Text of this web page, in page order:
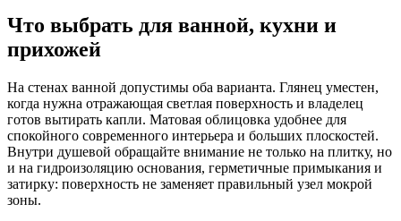
Что выбрать для ванной, кухни и
прихожей
На стенах ванной допустимы оба варианта. Глянец уместен,
когда нужна отражающая светлая поверхность и владелец
готов вытирать капли. Матовая облицовка удобнее для
спокойного современного интерьера и больших плоскостей.
Внутри душевой обращайте внимание не только на плитку, но
и на гидроизоляцию основания, герметичные примыкания и
затирку: поверхность не заменяет правильный узел мокрой
зоны.